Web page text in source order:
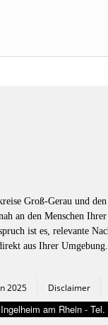
Groß-Gerau und
an den Menschen
ist es, relevante
aus Ihrer Umgebung.
2025 Disclaimer
am Rhein -